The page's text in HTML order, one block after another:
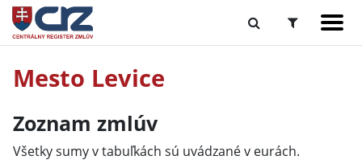
Mesto Levice
Zoznam zmlúv
Všetky sumy v tabuľkách sú uvádzané v eurách.